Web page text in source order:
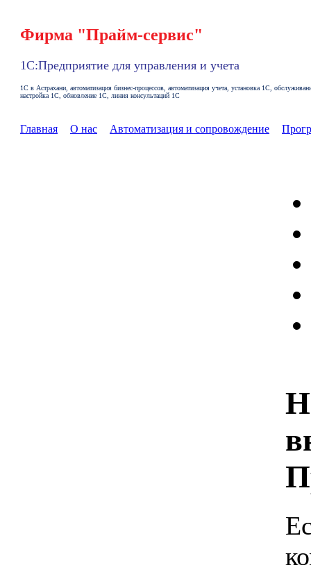
Фирма "Прайм-сервис"
1С:Предприятие для управления и учета
1С в Астрахани, автоматизация бизнес-процессов, автоматизация учета, установка 1С,
настройка 1С, обновление 1С, линия консультаций 1С
Главная О нас Автоматизация и сопровождение